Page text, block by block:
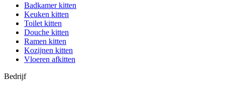
Badkamer kitten
Keuken kitten
Toilet kitten
Douche kitten
Ramen kitten
Kozijnen kitten
Vloeren afkitten
Bedrijf